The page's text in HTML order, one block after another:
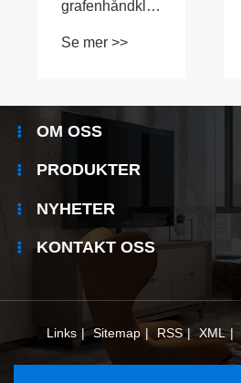
grafenhåndklestativ
Se mer >>
OM OSS
PRODUKTER
NYHETER
KONTAKT OSS
Links | Sitemap | RSS | XML |